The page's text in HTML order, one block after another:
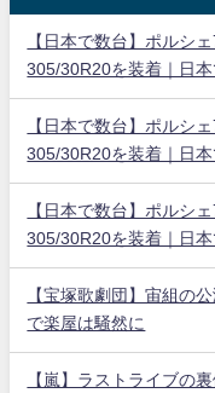
【日本で数台】ポルシ
305/30R20を装着｜日
【日本で数台】ポルシ
305/30R20を装着｜日
【日本で数台】ポルシ
305/30R20を装着｜日
【宝塚歌劇団】宙組の
で楽屋は騒然に
【嵐】ラストライブの